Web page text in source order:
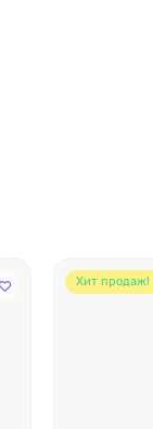
Хит продаж!